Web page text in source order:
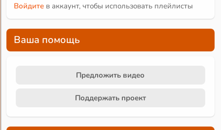
Войдите в аккаунт, чтобы использовать плейлисты
Ваша помощь
Предложить видео
Поддержать проект